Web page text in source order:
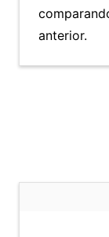
anterior.